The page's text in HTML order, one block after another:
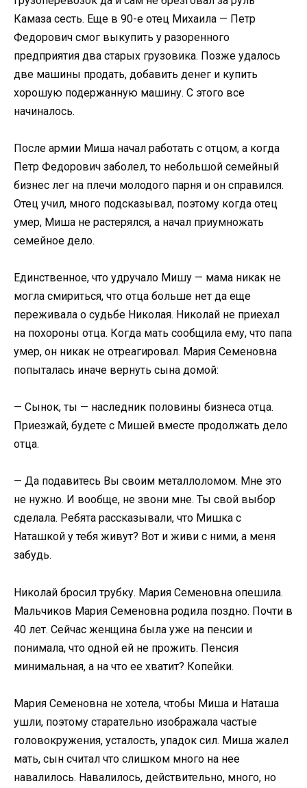
Камаза сесть. Еще в 90-е отец Михаила — Петр
Федорович смог выкупить у разоренного
предприятия два старых грузовика. Позже удалось
две машины продать, добавить денег и купить
хорошую подержанную машину. С этого все
начиналось.
После армии Миша начал работать с отцом, а когда
Петр Федорович заболел, то небольшой семейный
бизнес лег на плечи молодого парня и он справился.
Отец учил, много подсказывал, поэтому когда отец
умер, Миша не растерялся, а начал приумножать
семейное дело.
Единственное, что удручало Мишу — мама никак не
могла смириться, что отца больше нет да еще
переживала о судьбе Николая. Николай не приехал
на похороны отца. Когда мать сообщила ему, что папа
умер, он никак не отреагировал. Мария Семеновна
попыталась иначе вернуть сына домой:
— Сынок, ты — наследник половины бизнеса отца.
Приезжай, будете с Мишей вместе продолжать дело
отца.
— Да подавитесь Вы своим металлоломом. Мне это
не нужно. И вообще, не звони мне. Ты свой выбор
сделала. Ребята рассказывали, что Мишка с
Наташкой у тебя живут? Вот и живи с ними, а меня
забудь.
Николай бросил трубку. Мария Семеновна опешила.
Мальчиков Мария Семеновна родила поздно. Почти в
40 лет. Сейчас женщина была уже на пенсии и
понимала, что одной ей не прожить. Пенсия
минимальная, а на что ее хватит? Копейки.
Мария Семеновна не хотела, чтобы Миша и Наташа
ушли, поэтому старательно изображала частые
головокружения, усталость, упадок сил. Миша жалел
мать, сын считал что слишком много на нее
навалилось. Навалилось, действительно, много, но